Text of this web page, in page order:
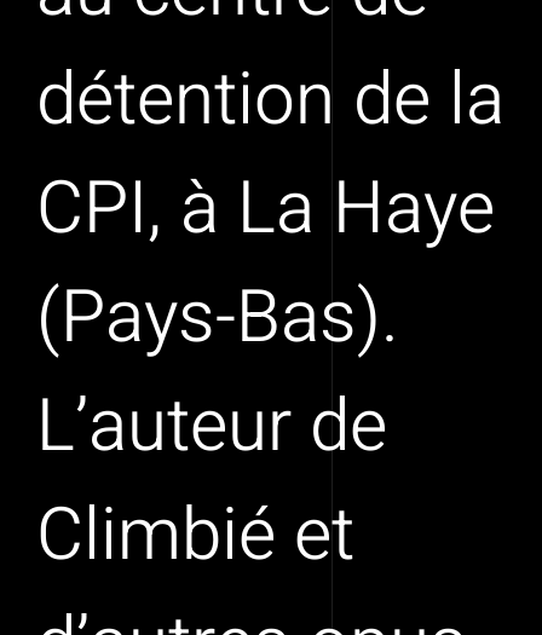
détention de la
CPI, à La Haye
(Pays-Bas).
L’auteur de
Climbié et